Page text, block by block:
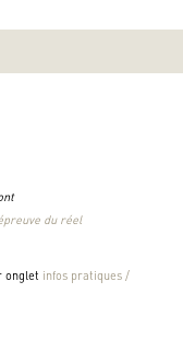
du réel
onglet infos pratiques /